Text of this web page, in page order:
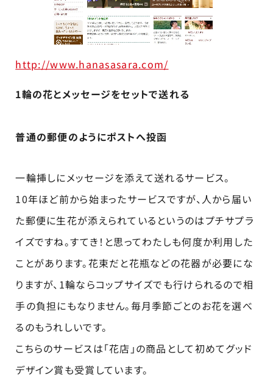
http://www.hanasasara.com/
1輪の花とメッセージをセットで送れる
普通の郵便のようにポストへ投函
一輪挿しにメッセージを添えて送れるサービス。
10年ほど前から始まったサービスですが、人から届い
た郵便に生花が添えられているというのはプチサプラ
イズですね。すてき！と思ってわたしも何度か利用した
ことがあります。花束だと花瓶などの花器が必要にな
りますが、1輪ならコップサイズでも行けられるので相
手の負担にもなりません。毎月季節ごとのお花を選べ
るのもうれしいです。
こちらのサービスは「花店」の商品として初めてグッド
デザイン賞も受賞しています。